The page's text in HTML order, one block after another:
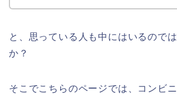
と、思っている人も中にはいるので
か？
そこでこちらのページでは、コンビ